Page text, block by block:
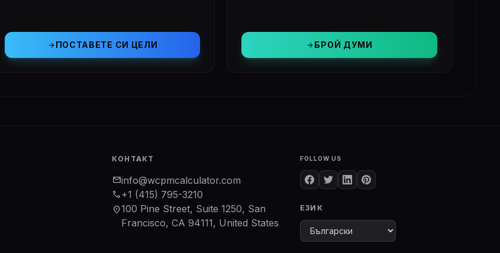
arrow_forwardПОСТАВЕТЕ СИ ЦЕЛИ arrow_forwardБРОЙ ДУМИ
КОНТАКТ
mailinfo@wcpmcalculator.com
phone+1 (415) 795-3210
location_on100 Pine Street, Suite 1250, San
Francisco, CA 94111, United States
FOLLOW US
ЕЗИК